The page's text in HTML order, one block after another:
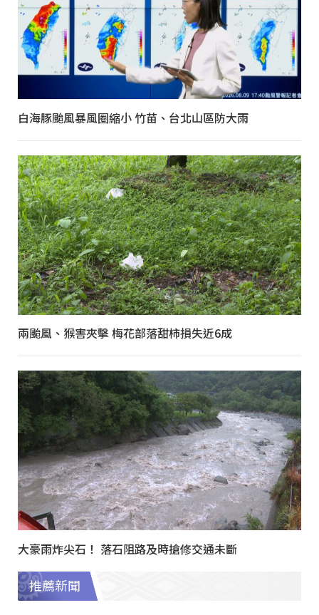
白海豚颱風暴風圈縮小 竹苗、台北山區防大雨
兩颱風、猴害夾擊 梅花部落甜柿損失近6成
大豪雨炸尖石！ 落石阻路及時搶修交通未斷
推薦新聞